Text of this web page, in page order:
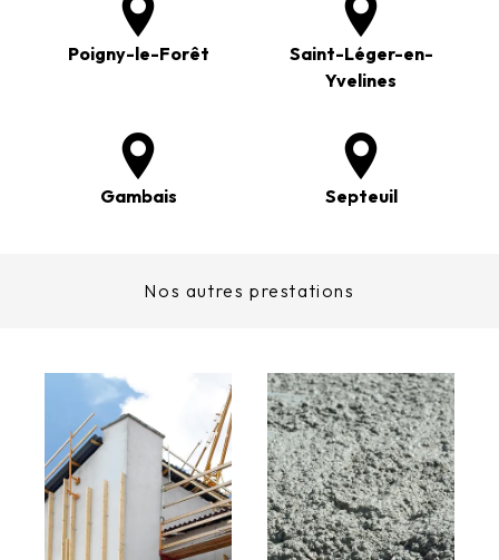
Poigny-le-Forêt
Saint-Léger-en-
Yvelines
Gambais Septeuil
Nos autres prestations